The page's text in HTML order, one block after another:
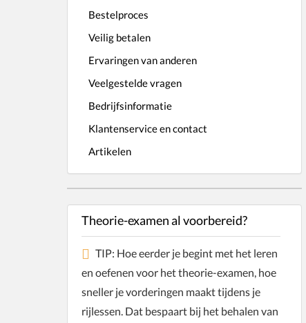
Bestelproces
Veilig betalen
Ervaringen van anderen
Veelgestelde vragen
Bedrijfsinformatie
Klantenservice en contact
Artikelen
Theorie-examen al voorbereid?
TIP: Hoe eerder je begint met het leren
en oefenen voor het theorie-examen, hoe
sneller je vorderingen maakt tijdens je
rijlessen. Dat bespaart bij het behalen van